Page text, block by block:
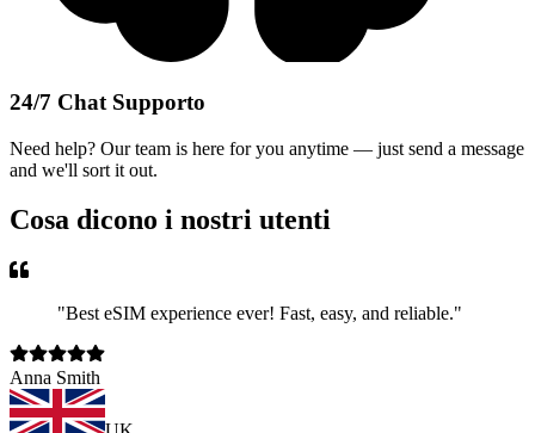
24/7 Chat Supporto
Need help? Our team is here for you anytime — just send a message
and we'll sort it out.
Cosa dicono i nostri utenti
"Best eSIM experience ever! Fast, easy, and reliable."
Anna Smith